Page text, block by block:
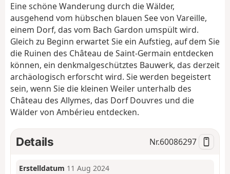
n
Eine schöne Wanderung durch die Wälder,
ausgehend vom hübschen blauen See von Vareille,
einem Dorf, das vom Bach Gardon umspült wird.
Gleich zu Beginn erwartet Sie ein Aufstieg, auf dem Sie
die Ruinen des Château de Saint-Germain entdecken
können, ein denkmalgeschütztes Bauwerk, das derzeit
archäologisch erforscht wird. Sie werden begeistert
sein, wenn Sie die kleinen Weiler unterhalb des
Château des Allymes, das Dorf Douvres und die
Wälder von Ambérieu entdecken.
Details Nr.60086297
Erstelldatum 11 Aug 2024